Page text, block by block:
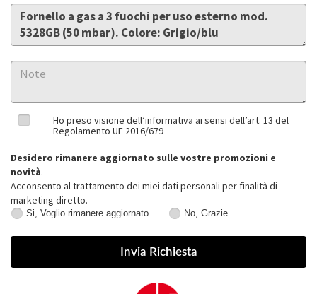
Ho preso visione dell’informativa ai sensi dell’art. 13 del
Regolamento UE 2016/679
Desidero rimanere aggiornato sulle vostre promozioni e
novità.
Acconsento al trattamento dei miei dati personali per finalità di
marketing diretto.
Voglio
Si, Voglio rimanere aggiornato
Grazie
No, Grazie